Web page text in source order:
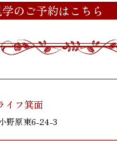
のご予約はこちら
イフ箕面
野原東6-24-3